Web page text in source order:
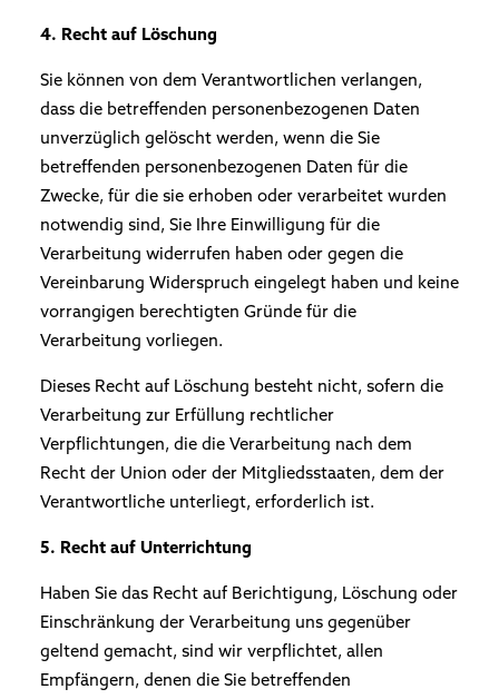
4. Recht auf Löschung
Sie können von dem Verantwortlichen verlangen,
dass die betreffenden personenbezogenen Daten
unverzüglich gelöscht werden, wenn die Sie
betreffenden personenbezogenen Daten für die
Zwecke, für die sie erhoben oder verarbeitet wurden
notwendig sind, Sie Ihre Einwilligung für die
Verarbeitung widerrufen haben oder gegen die
Vereinbarung Widerspruch eingelegt haben und keine
vorrangigen berechtigten Gründe für die
Verarbeitung vorliegen.
Dieses Recht auf Löschung besteht nicht, sofern die
Verarbeitung zur Erfüllung rechtlicher
Verpflichtungen, die die Verarbeitung nach dem
Recht der Union oder der Mitgliedsstaaten, dem der
Verantwortliche unterliegt, erforderlich ist.
5. Recht auf Unterrichtung
Haben Sie das Recht auf Berichtigung, Löschung oder
Einschränkung der Verarbeitung uns gegenüber
geltend gemacht, sind wir verpflichtet, allen
Empfängern, denen die Sie betreffenden